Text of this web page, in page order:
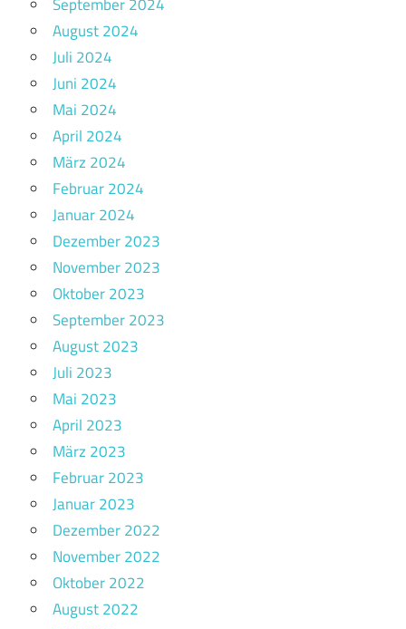
August 2024
Juli 2024
Juni 2024
Mai 2024
April 2024
März 2024
Februar 2024
Januar 2024
Dezember 2023
November 2023
Oktober 2023
September 2023
August 2023
Juli 2023
Mai 2023
April 2023
März 2023
Februar 2023
Januar 2023
Dezember 2022
November 2022
Oktober 2022
August 2022